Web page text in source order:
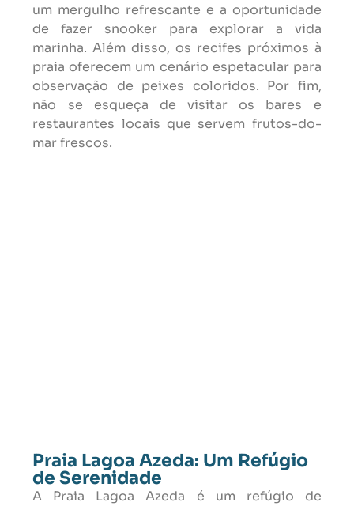
um mergulho refrescante e a oportunidade
de fazer snooker para explorar a vida
marinha. Além disso, os recifes próximos à
praia oferecem um cenário espetacular para
observação de peixes coloridos. Por fim,
não se esqueça de visitar os bares e
restaurantes locais que servem frutos-do-
mar frescos.
Praia Lagoa Azeda: Um Refúgio
de Serenidade
A Praia Lagoa Azeda é um refúgio de